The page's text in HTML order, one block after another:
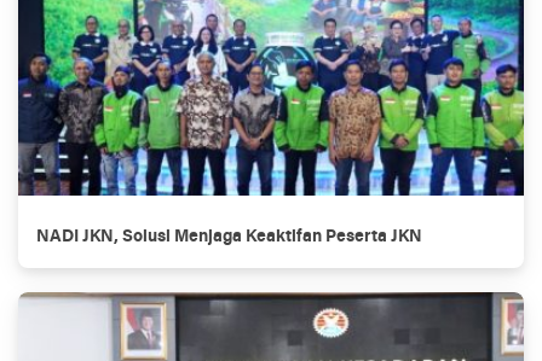
NADI JKN, Solusi Menjaga Keaktifan Peserta JKN